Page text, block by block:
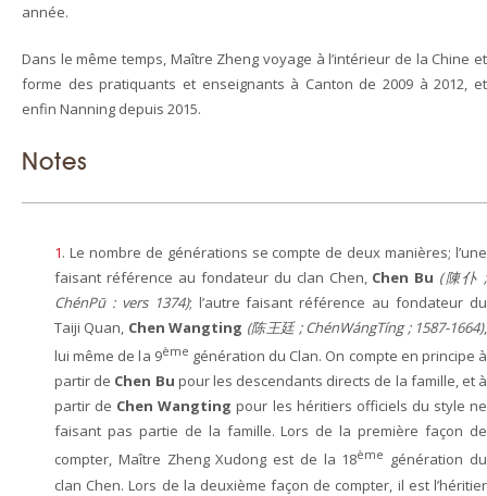
année.
Dans le même temps, Maître Zheng voyage à l’intérieur de la Chine et
forme des pratiquants et enseignants à Canton de 2009 à 2012, et
enfin Nanning depuis 2015.
Notes
1. Le nombre de générations se compte de deux manières; l’une
faisant référence au fondateur du clan Chen, Chen Bu (陳仆 ;
ChénPū : vers 1374); l’autre faisant référence au fondateur du
Taiji Quan, Chen Wangting (陈王廷 ; ChénWángTíng ; 1587-1664),
lui même de la 9ème génération du Clan. On compte en principe à
partir de Chen Bu pour les descendants directs de la famille, et à
partir de Chen Wangting pour les héritiers officiels du style ne
faisant pas partie de la famille. Lors de la première façon de
compter, Maître Zheng Xudong est de la 18ème génération du
clan Chen. Lors de la deuxième façon de compter, il est l’héritier